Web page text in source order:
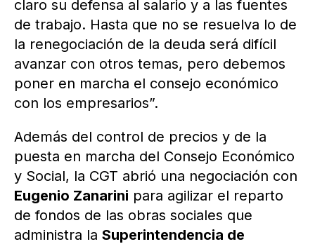
claro su defensa al salario y a las fuentes
de trabajo. Hasta que no se resuelva lo de
la renegociación de la deuda será difícil
avanzar con otros temas, pero debemos
poner en marcha el consejo económico
con los empresarios”.
Además del control de precios y de la
puesta en marcha del Consejo Económico
y Social, la CGT abrió una negociación con
Eugenio Zanarini para agilizar el reparto
de fondos de las obras sociales que
administra la Superintendencia de